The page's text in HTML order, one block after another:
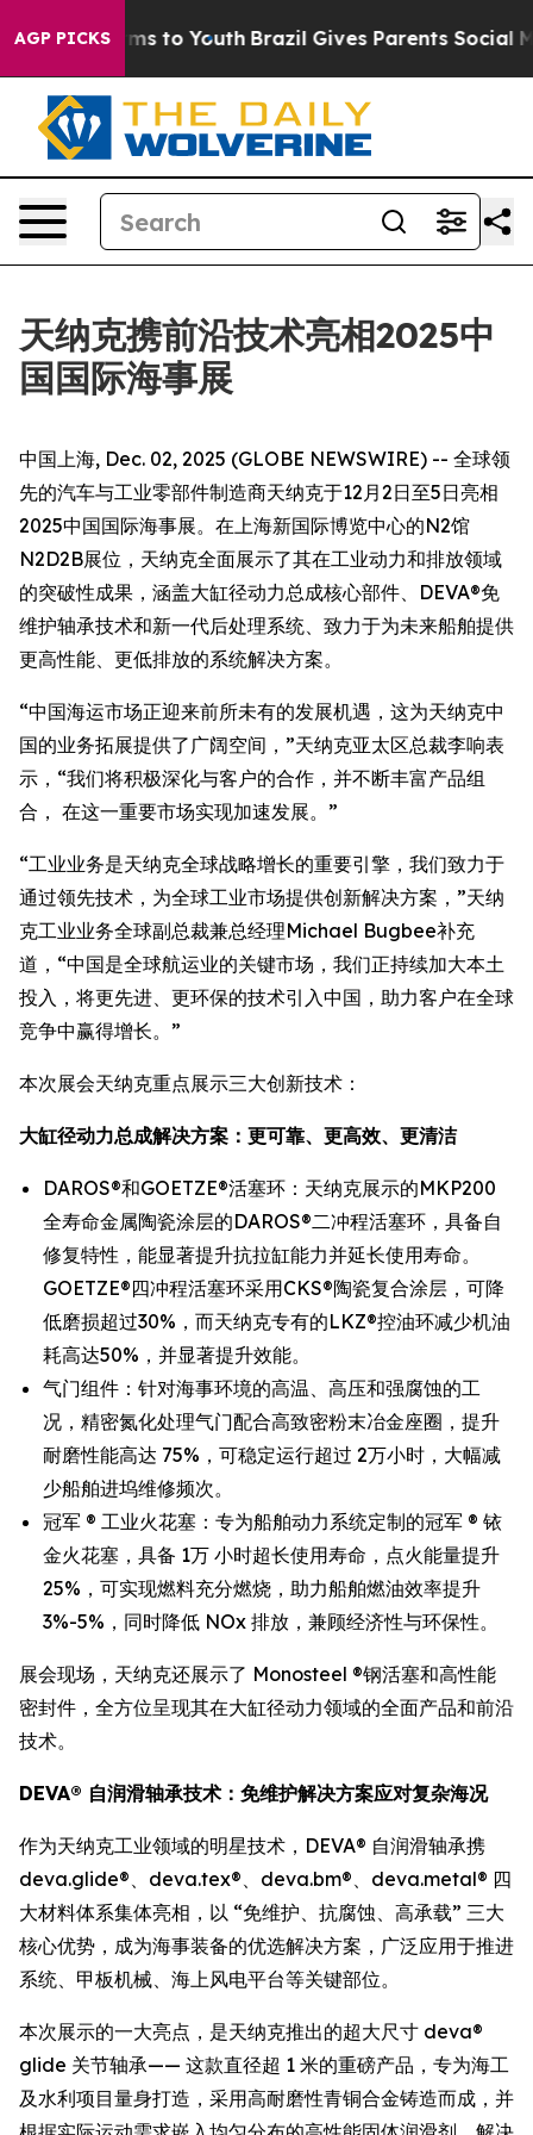
AGP PICKS
Harms to Youth Brazil Gives Parents Social
天纳克携前沿技术亮相2025中
国国际海事展
中国上海, Dec. 02, 2025 (GLOBE NEWSWIRE) -- 全球领
先的汽车与工业零部件制造商天纳克于12月2日至5日亮相
2025中国国际海事展。在上海新国际博览中心的N2馆
N2D2B展位，天纳克全面展示了其在工业动力和排放领域
的突破性成果，涵盖大缸径动力总成核心部件、DEVA®免
维护轴承技术和新一代后处理系统、致力于为未来船舶提供
更高性能、更低排放的系统解决方案。
“中国海运市场正迎来前所未有的发展机遇，这为天纳克中
国的业务拓展提供了广阔空间，”天纳克亚太区总裁李响表
示，“我们将积极深化与客户的合作，并不断丰富产品组
合， 在这一重要市场实现加速发展。”
“工业业务是天纳克全球战略增长的重要引擎，我们致力于
通过领先技术，为全球工业市场提供创新解决方案，”天纳
克工业业务全球副总裁兼总经理Michael Bugbee补充
道，“中国是全球航运业的关键市场，我们正持续加大本土
投入，将更先进、更环保的技术引入中国，助力客户在全球
竞争中赢得增长。”
本次展会天纳克重点展示三大创新技术：
大缸径动力总成解决方案：更可靠、更高效、更清洁
DAROS®和GOETZE®活塞环：天纳克展示的MKP200
全寿命金属陶瓷涂层的DAROS®二冲程活塞环，具备自
修复特性，能显著提升抗拉缸能力并延长使用寿命。
GOETZE®四冲程活塞环采用CKS®陶瓷复合涂层，可降
低磨损超过30%，而天纳克专有的LKZ®控油环减少机油
耗高达50%，并显著提升效能。
气门组件：针对海事环境的高温、高压和强腐蚀的工
况，精密氮化处理气门配合高致密粉末冶金座圈，提升
耐磨性能高达 75%，可稳定运行超过 2万小时，大幅减
少船舶进坞维修频次。
冠军 ® 工业火花塞：专为船舶动力系统定制的冠军 ® 铱
金火花塞，具备 1万 小时超长使用寿命，点火能量提升
25%，可实现燃料充分燃烧，助力船舶燃油效率提升
3%-5%，同时降低 NOx 排放，兼顾经济性与环保性。
展会现场，天纳克还展示了 Monosteel ®钢活塞和高性能
密封件，全方位呈现其在大缸径动力领域的全面产品和前沿
技术。
DEVA® 自润滑轴承技术：免维护解决方案应对复杂海况
作为天纳克工业领域的明星技术，DEVA® 自润滑轴承携
deva.glide®、deva.tex®、deva.bm®、deva.metal® 四
大材料体系集体亮相，以 “免维护、抗腐蚀、高承载” 三大
核心优势，成为海事装备的优选解决方案，广泛应用于推进
系统、甲板机械、海上风电平台等关键部位。
本次展示的一大亮点，是天纳克推出的超大尺寸 deva®
glide 关节轴承—— 这款直径超 1 米的重磅产品，专为海工
及水利项目量身打造，采用高耐磨性青铜合金铸造而成，并